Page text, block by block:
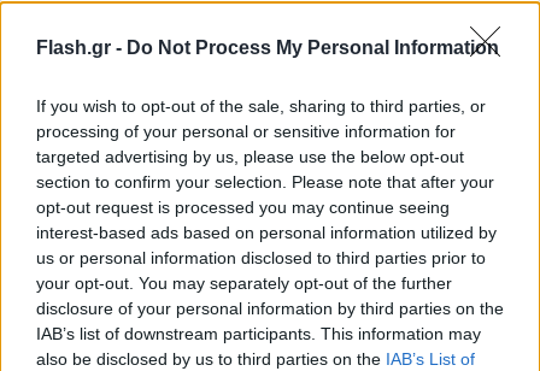
Flash.gr - Do Not Process My Personal Information
If you wish to opt-out of the sale, sharing to third parties, or
processing of your personal or sensitive information for
targeted advertising by us, please use the below opt-out
section to confirm your selection. Please note that after your
opt-out request is processed you may continue seeing
interest-based ads based on personal information utilized by
us or personal information disclosed to third parties prior to
your opt-out. You may separately opt-out of the further
disclosure of your personal information by third parties on the
IAB’s list of downstream participants. This information may
also be disclosed by us to third parties on the IAB’s List of